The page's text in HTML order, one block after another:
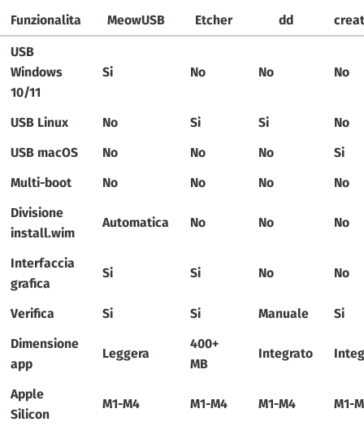
Funzionalita MeowUSB Etcher dd
USB
Windows
10/11
Si No No No
USB Linux No Si Si
No
USB macOS
No No No
Si
Multi-boot
No No No
No
Divisione
install.wim
Automatica No No No
Interfaccia
grafica
Si Si No No
Verifica Si Si Manuale
Si
Dimensione
app
Leggera
400+
MB
Integrato
Apple
Silicon
M1-M4 M1-M4 M1-M4 M1-